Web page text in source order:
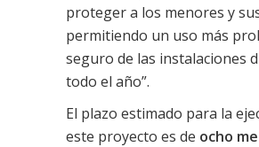
proteger a los menores y
permitiendo un uso más
seguro de las instalaciones
todo el año”.
El plazo estimado para la
este proyecto es de ocho